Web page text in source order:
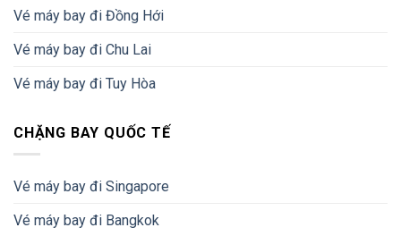
Vé máy bay đi Đồng Hới
Vé máy bay đi Chu Lai
Vé máy bay đi Tuy Hòa
CHẶNG BAY QUỐC TẾ
Vé máy bay đi Singapore
Vé máy bay đi Bangkok